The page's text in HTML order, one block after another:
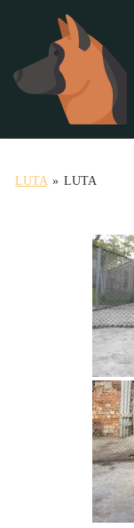
Продължете
към
съдържанието
LUTA » LUTA